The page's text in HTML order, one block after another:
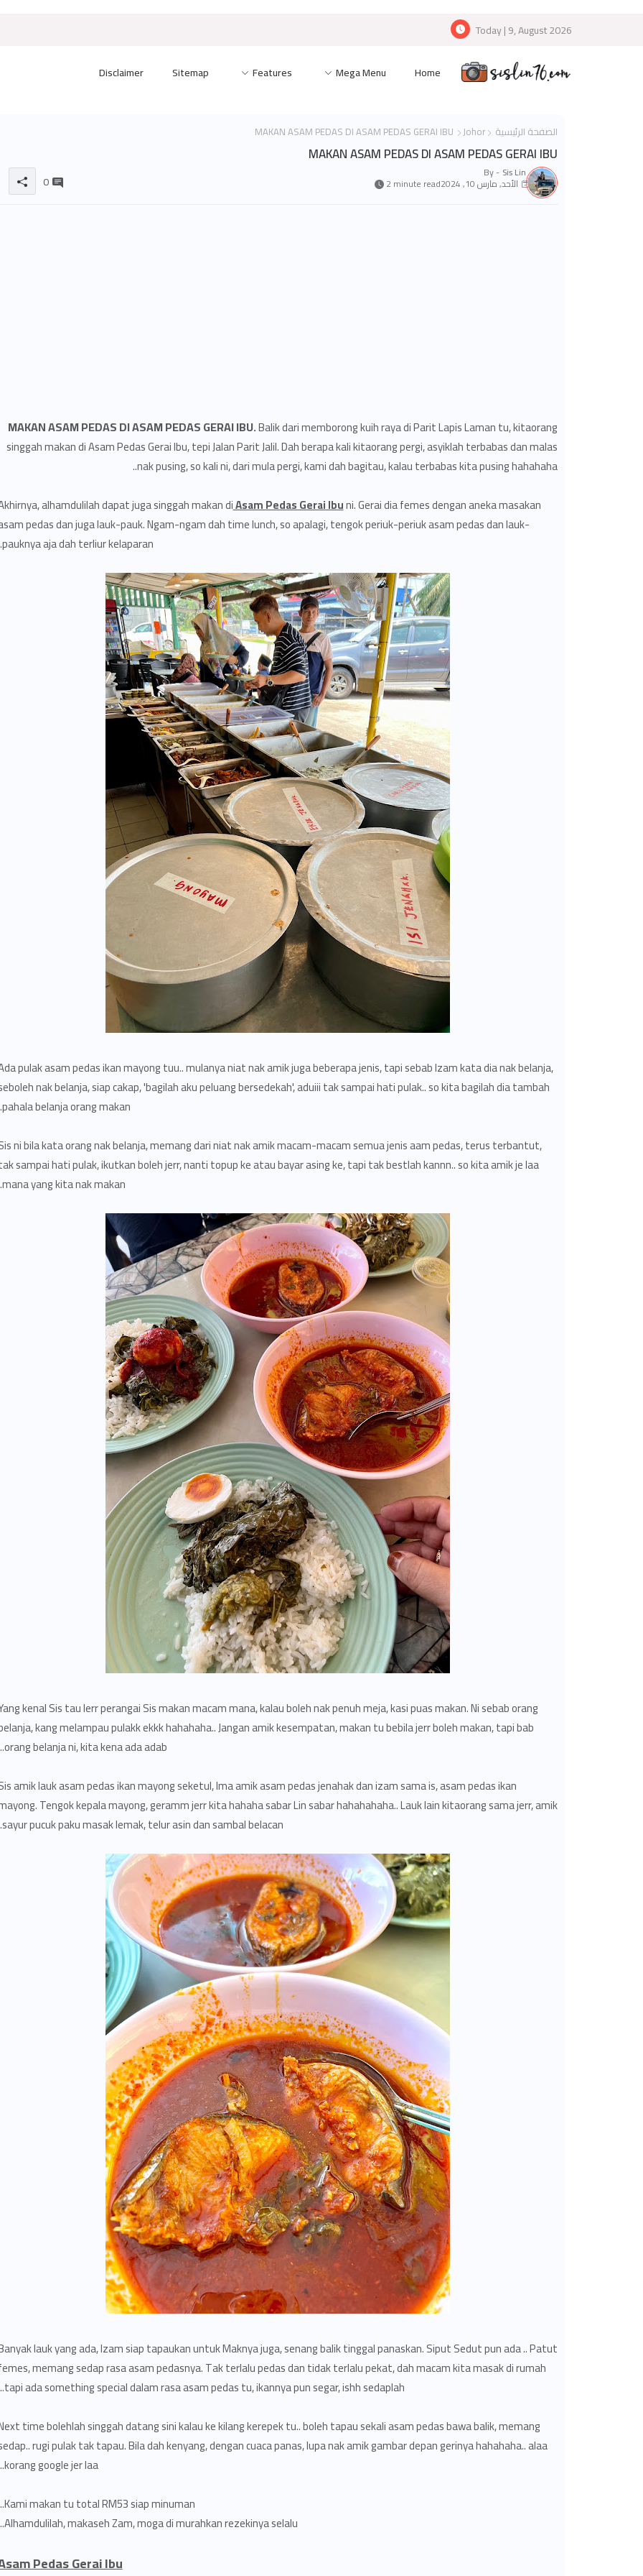
Today | 9, August 2026
Home
Mega Menu
Features
Sitemap
Disclaimer
الصفحة الرئيسية Johor
MAKAN ASAM PEDAS DI ASAM PEDAS GERAI IBU
By - Sis Lin
الأحد, مارس 10, 2024 2 minute read
0
MAKAN ASAM PEDAS DI ASAM PEDAS GERAI IBU.Balik dari memborong kuih raya di Parit Lapis Laman tu, kitaorang
singgah makan di Asam Pedas Gerai Ibu, tepi Jalan Parit Jalil. Dah berapa kali kitaorang pergi, asyiklah terbabas dan malas
nak pusing, so kali ni, dari mula pergi, kami dah bagitau, kalau terbabas kita pusing hahahaha..
alhamdulilah dapat juga singgah makan diAsam Pedas Gerai Ibuni. Gerai dia femes dengan aneka masakan
pedas dan juga lauk-pauk. Ngam-ngam dah time lunch, so apalagi, tengok periuk-periuk asam pedas dan lauk-
pauknya aja dah terliur kelaparan.
pulak asam pedas ikan mayong tuu.. mulanya niat nak amik juga beberapa jenis, tapi sebab Izam kata dia nak belanja,
nak belanja, siap cakap, 'bagilah aku peluang bersedekah', aduiii tak sampai hati pulak.. so kita bagilah dia tambah
pahala belanja orang makan.
ni bila kata orang nak belanja, memang dari niat nak amik macam-macam semua jenis aam pedas, terus terbantut,
sampai hati pulak, ikutkan boleh jerr, nanti topup ke atau bayar asing ke, tapi tak bestlah kannn.. so kita amik je laa
mana yang kita nak makan.
kenal Sis tau lerr perangai Sis makan macam mana, kalau boleh nak penuh meja, kasi puas makan. Ni sebab orang
kang melampau pulakk ekkk hahahaha.. Jangan amik kesempatan, makan tu bebila jerr boleh makan, tapi bab
orang belanja ni, kita kena ada adab..
amik lauk asam pedas ikan mayong seketul, Ima amik asam pedas jenahak dan izam sama is, asam pedas ikan
Tengok kepala mayong, geramm jerr kita hahaha sabar Lin sabar hahahahaha.. Lauk lain kitaorang sama jerr, amik
sayur pucuk paku masak lemak, telur asin dan sambal belacan.
lauk yang ada, Izam siap tapaukan untuk Maknya juga, senang balik tinggal panaskan. Siput Sedut pun ada .. Patut
memang sedap rasa asam pedasnya. Tak terlalu pedas dan tidak terlalu pekat, dah macam kita masak di rumah
tapi ada something special dalam rasa asam pedas tu, ikannya pun segar, ishh sedaplah..
time bolehlah singgah datang sini kalau ke kilang kerepek tu.. boleh tapau sekali asam pedas bawa balik, memang
rugi pulak tak tapau. Bila dah kenyang, dengan cuaca panas, lupa nak amik gambar depan gerinya hahahaha.. alaa
korang google jer laa..
Kami makan tu total RM53 siap minuman..
Alhamdulilah, makaseh Zam, moga di murahkan rezekinya selalu..
Pedas Gerai Ibu